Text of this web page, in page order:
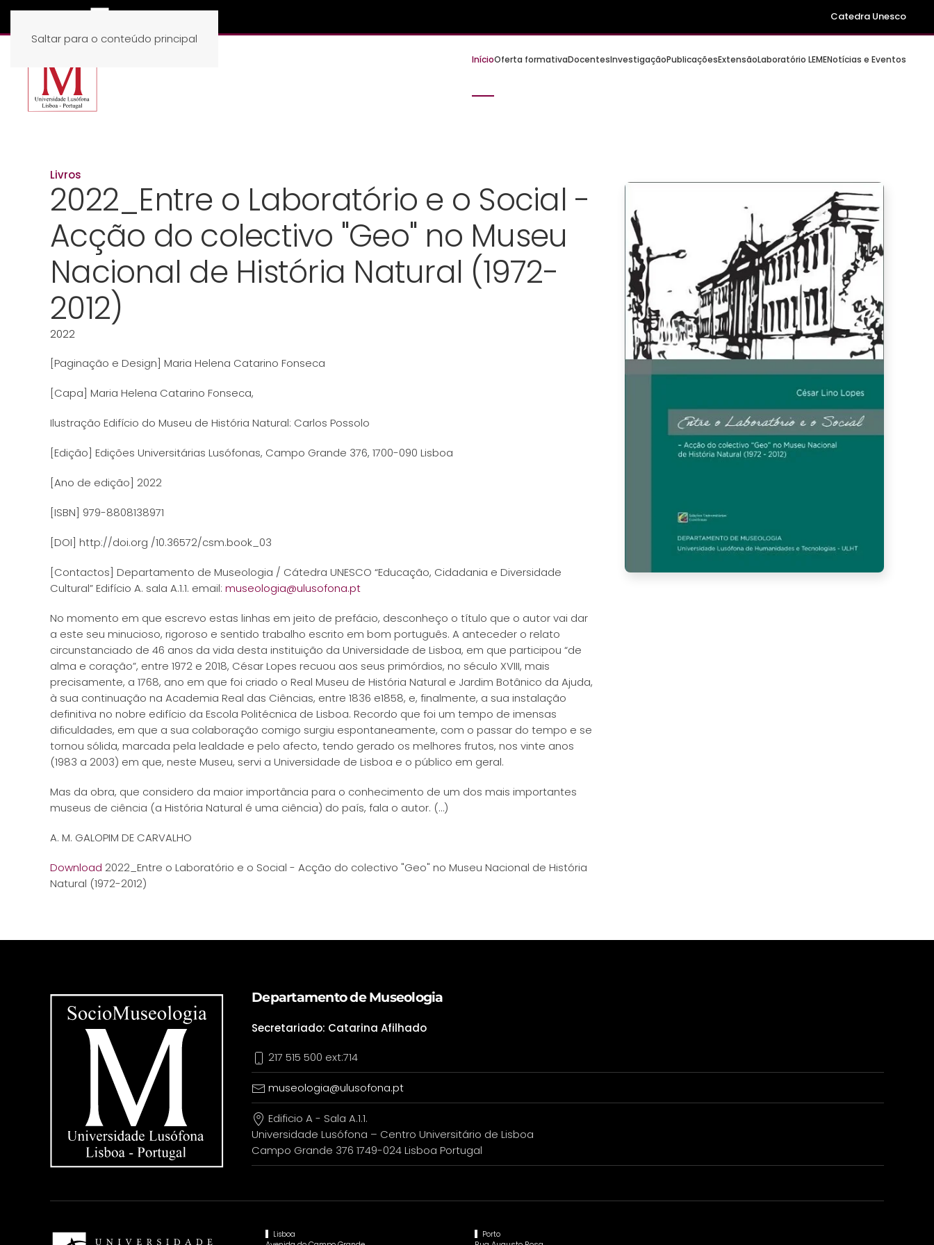
Saltar para o conteúdo principal
Catedra Unesco
InícioOferta formativaDocentesInvestigaçãoPublicaçõesExtensãoLaboratório LEMENotícias e Eventos
Livros
2022_Entre o Laboratório e o Social -
Acção do colectivo "Geo" no Museu
Nacional de História Natural (1972-
2012)
2022
[Paginação e Design] Maria Helena Catarino Fonseca
[Capa] Maria Helena Catarino Fonseca,
Ilustração Edifício do Museu de História Natural: Carlos Possolo
[Edição] Edições Universitárias Lusófonas, Campo Grande 376, 1700-090 Lisboa
[Ano de edição] 2022
[ISBN] 979-8808138971
[DOI] http://doi.org /10.36572/csm.book_03
[Contactos] Departamento de Museologia / Cátedra UNESCO “Educação, Cidadania e Diversidade
Cultural” Edifício A. sala A.1.1. email: museologia@ulusofona.pt
No momento em que escrevo estas linhas em jeito de prefácio, desconheço o título que o autor vai dar
a este seu minucioso, rigoroso e sentido trabalho escrito em bom português. A anteceder o relato
circunstanciado de 46 anos da vida desta instituição da Universidade de Lisboa, em que participou “de
alma e coração”, entre 1972 e 2018, César Lopes recuou aos seus primórdios, no século XVIII, mais
precisamente, a 1768, ano em que foi criado o Real Museu de História Natural e Jardim Botânico da Ajuda,
à sua continuação na Academia Real das Ciências, entre 1836 e1858, e, finalmente, a sua instalação
definitiva no nobre edifício da Escola Politécnica de Lisboa. Recordo que foi um tempo de imensas
dificuldades, em que a sua colaboração comigo surgiu espontaneamente, com o passar do tempo e se
tornou sólida, marcada pela lealdade e pelo afecto, tendo gerado os melhores frutos, nos vinte anos
(1983 a 2003) em que, neste Museu, servi a Universidade de Lisboa e o público em geral.
Mas da obra, que considero da maior importância para o conhecimento de um dos mais importantes
museus de ciência (a História Natural é uma ciência) do país, fala o autor. (…)
A. M. GALOPIM DE CARVALHO
Download 2022_Entre o Laboratório e o Social - Acção do colectivo "Geo" no Museu Nacional de História
Natural (1972-2012)
Departamento de Museologia
Secretariado: Catarina Afilhado
217 515 500 ext:714
museologia@ulusofona.pt
Edificio A - Sala A.1.1.
Universidade Lusófona – Centro Universitário de Lisboa
Campo Grande 376 1749-024 Lisboa Portugal
Lisboa Porto